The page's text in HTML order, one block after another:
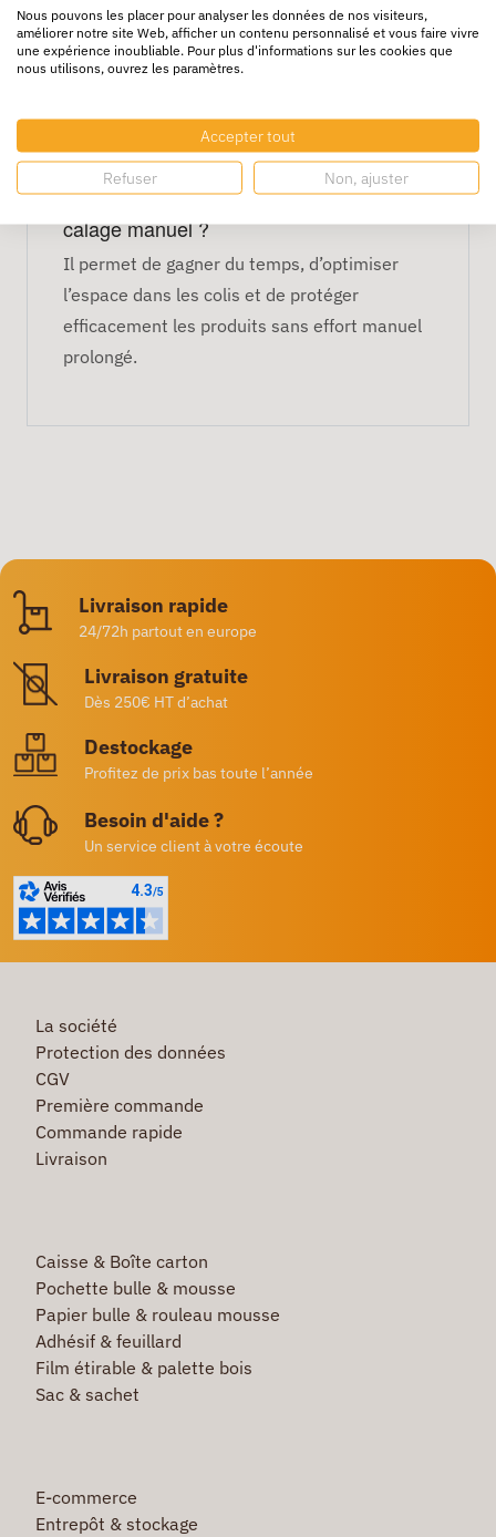
les colis et objets fragiles.
Est-il adapté aux environnements
Oui, il est conçu pour un usage intensif en
ateliers, entrepôts et services logistiques.
calage manuel ?
Il permet de gagner du temps, d’optimiser
l’espace dans les colis et de protéger
efficacement les produits sans effort manuel
prolongé.
Livraison rapide
24/72h partout en europe
Livraison gratuite
Dès 250€ HT d’achat
Destockage
Profitez de prix bas toute l’année
Besoin d'aide ?
Un service client à votre écoute
La société
Protection des données
CGV
Première commande
Commande rapide
Livraison
Caisse & Boîte carton
Pochette bulle & mousse
Papier bulle & rouleau mousse
Adhésif & feuillard
Film étirable & palette bois
Sac & sachet
E-commerce
Entrepôt & stockage
Nous pouvons les placer pour analyser les données de nos visiteurs,
améliorer notre site Web, afficher un contenu personnalisé et vous faire vivre
une expérience inoubliable. Pour plus d'informations sur les cookies que
nous utilisons, ouvrez les paramètres.
Accepter tout
Refuser Non, ajuster